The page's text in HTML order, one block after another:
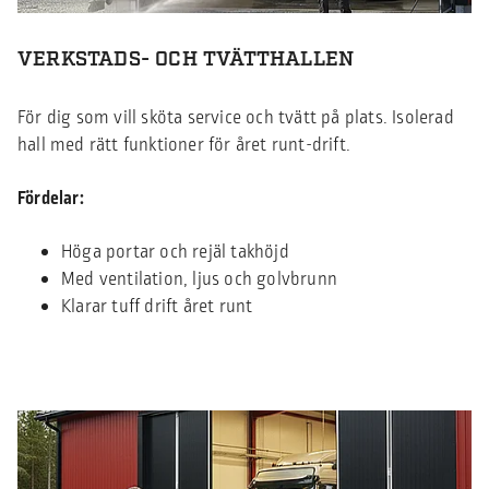
VERKSTADS- OCH TVÄTTHALLEN
För dig som vill sköta service och tvätt på plats. Isolerad
hall med rätt funktioner för året runt-drift.
Fördelar:
Höga portar och rejäl takhöjd
Med ventilation, ljus och golvbrunn
Klarar tuff drift året runt